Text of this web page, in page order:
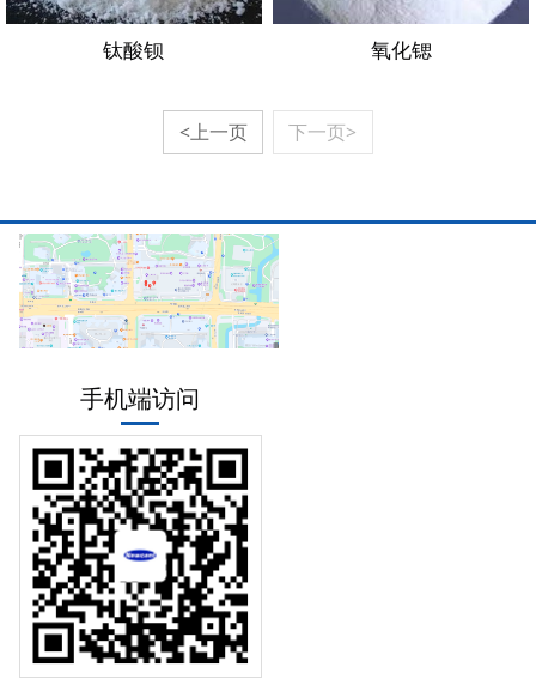
钛酸钡 氧化锶
<上一页 下一页>
手机端访问